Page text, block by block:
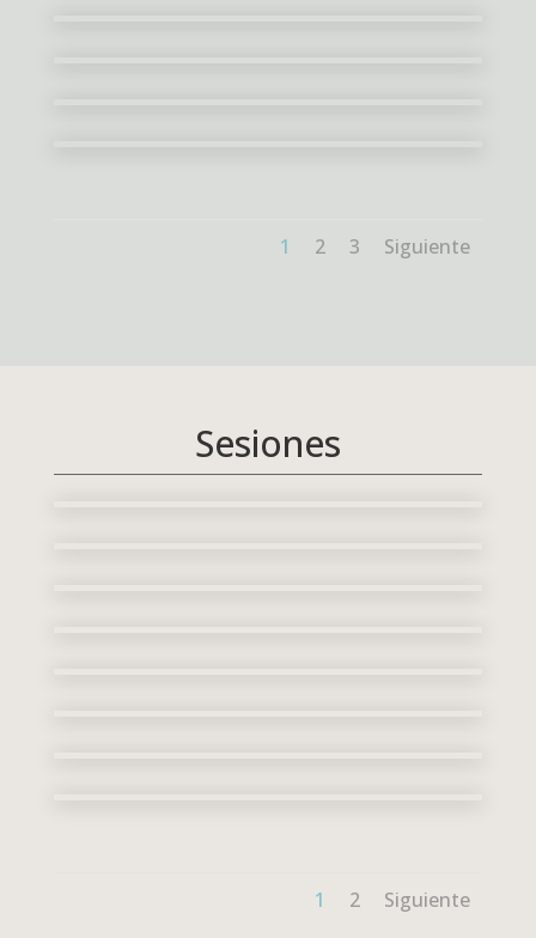
1 2 3 Siguiente
Sesiones
1 2 Siguiente